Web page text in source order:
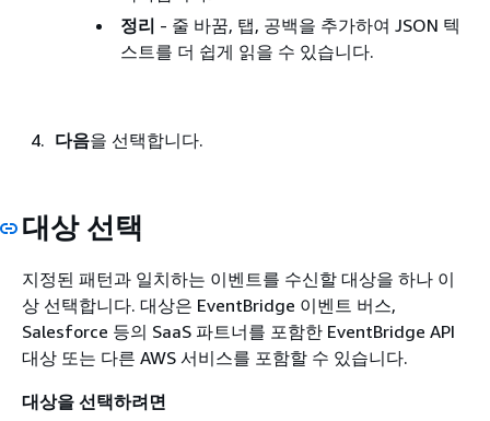
정리 - 줄 바꿈, 탭, 공백을 추가하여 JSON 텍
스트를 더 쉽게 읽을 수 있습니다.
다음을 선택합니다.
대상 선택
지정된 패턴과 일치하는 이벤트를 수신할 대상을 하나 이
상 선택합니다. 대상은 EventBridge 이벤트 버스,
Salesforce 등의 SaaS 파트너를 포함한 EventBridge API
대상 또는 다른 AWS 서비스를 포함할 수 있습니다.
대상을 선택하려면